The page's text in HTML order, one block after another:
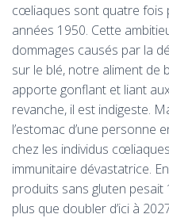
cœliaques sont quatre fois
années 1950. Cette
dommages causés par la
sur le blé, notre aliment de
apporte gonflant et liant
revanche, il est indigeste.
l’estomac d’une personne
chez les individus
immunitaire dévastatrice.
produits sans gluten pesait
plus que doubler d’ici à